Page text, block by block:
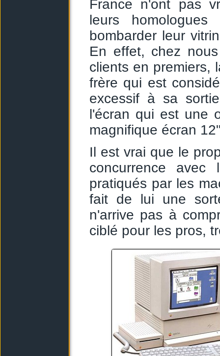
France n'ont pas
leurs
bombarder leur
En effet, chez
clients en premiers,
frère qui est
excessif à sa
l'écran qui est une
magnifique écran
Il est vrai que le
concurrence
pratiqués par les
fait de lui une
n'arrive pas à
ciblé pour les pros,